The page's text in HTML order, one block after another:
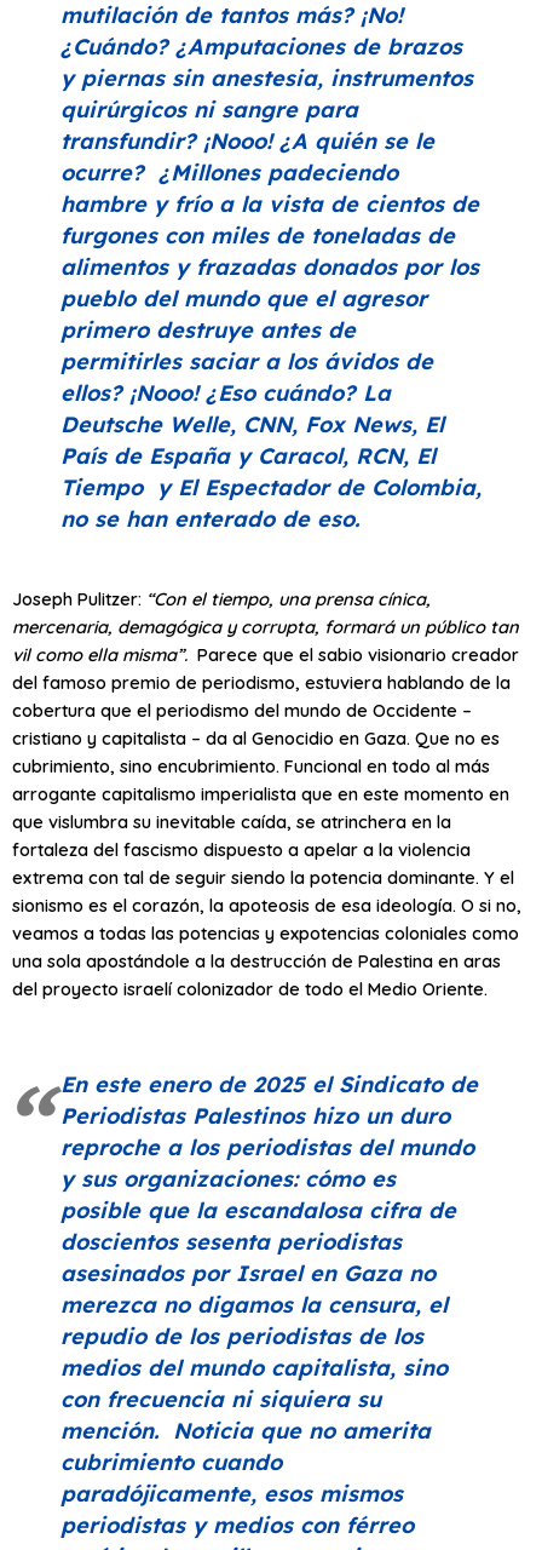
mutilación de tantos más? ¡No!
¿Cuándo? ¿Amputaciones de brazos
y piernas sin anestesia, instrumentos
quirúrgicos ni sangre para
transfundir? ¡Nooo! ¿A quién se le
ocurre? ¿Millones padeciendo
hambre y frío a la vista de cientos de
furgones con miles de toneladas de
alimentos y frazadas donados por los
pueblo del mundo que el agresor
primero destruye antes de
permitirles saciar a los ávidos de
ellos? ¡Nooo! ¿Eso cuándo? La
Deutsche Welle, CNN, Fox News, El
País de España y Caracol, RCN, El
Tiempo y El Espectador de Colombia,
no se han enterado de eso.
Joseph Pulitzer: “Con el tiempo, una prensa cínica,
mercenaria, demagógica y corrupta, formará un público tan
vil como ella misma”. Parece que el sabio visionario creador
del famoso premio de periodismo, estuviera hablando de la
cobertura que el periodismo del mundo de Occidente –
cristiano y capitalista – da al Genocidio en Gaza. Que no es
cubrimiento, sino encubrimiento. Funcional en todo al más
arrogante capitalismo imperialista que en este momento en
que vislumbra su inevitable caída, se atrinchera en la
fortaleza del fascismo dispuesto a apelar a la violencia
extrema con tal de seguir siendo la potencia dominante. Y el
sionismo es el corazón, la apoteosis de esa ideología. O si no,
veamos a todas las potencias y expotencias coloniales como
una sola apostándole a la destrucción de Palestina en aras
del proyecto israelí colonizador de todo el Medio Oriente.
En este enero de 2025 el Sindicato de
Periodistas Palestinos hizo un duro
reproche a los periodistas del mundo
y sus organizaciones: cómo es
posible que la escandalosa cifra de
doscientos sesenta periodistas
asesinados por Israel en Gaza no
merezca no digamos la censura, el
repudio de los periodistas de los
medios del mundo capitalista, sino
con frecuencia ni siquiera su
mención. Noticia que no amerita
cubrimiento cuando
paradójicamente, esos mismos
periodistas y medios con férreo